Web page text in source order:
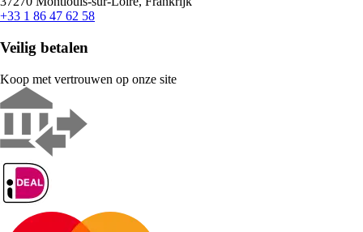
+33 1 86 47 62 58
Veilig betalen
Koop met vertrouwen op onze site